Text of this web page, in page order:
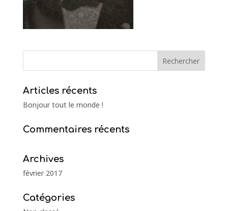
Articles récents
Bonjour tout le monde !
Commentaires récents
Archives
février 2017
Catégories